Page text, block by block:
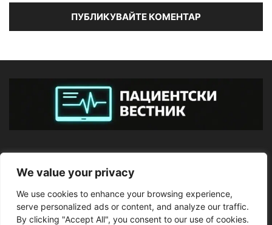
We value your privacy
We use cookies to enhance your browsing experience,
serve personalized ads or content, and analyze our traffic.
By clicking "Accept All", you consent to our use of cookies.
ПОСЛЕДВАЙТЕ НИ